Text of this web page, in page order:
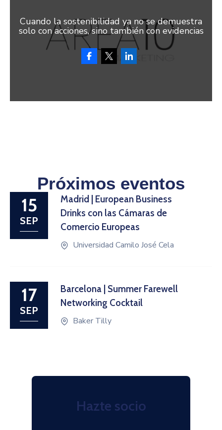
Cuando la sostenibilidad ya no se demuestra
solo con acciones, sino también con evidencias
Próximos eventos
15
SEP
Madrid | European Business
Drinks con las Cámaras de
Comercio Europeas
Universidad Camilo José Cela
17
SEP
Barcelona | Summer Farewell
Networking Cocktail
Baker Tilly
Hazte socio